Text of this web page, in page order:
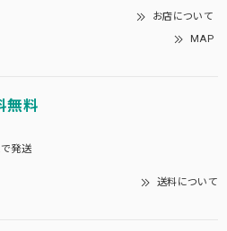
お店について
MAP
無料
発送
送料について